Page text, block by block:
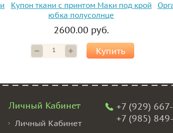
Купон ткани с принтом Маки под крой
юбка полусолнце
2600.00 руб.
Купить
Личный Кабинет
Личный Кабинет
+7 (929)
+7 (985)